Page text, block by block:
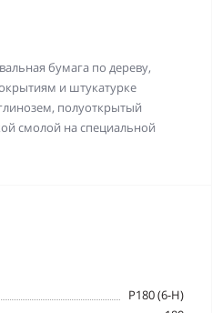
бумага по дереву,
и штукатурке
полуоткрытый
смолой на специальной
P180 (6-Н)